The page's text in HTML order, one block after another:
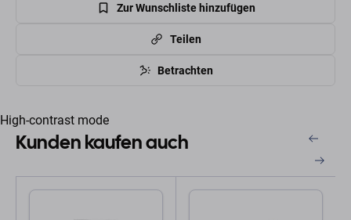
Zur Wunschliste hinzufügen
Teilen
Betrachten
High-contrast mode
Kunden kaufen auch